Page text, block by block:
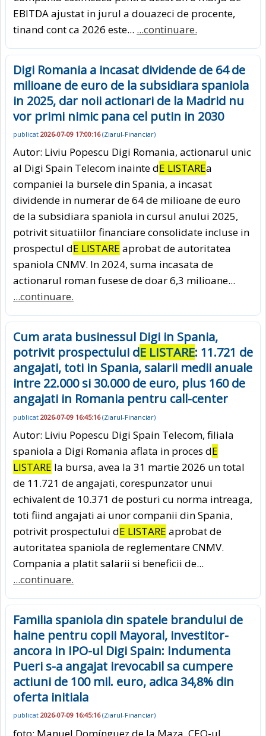
EBITDA ajustat in jurul a douazeci de procente,
tinand cont ca 2026 este... ...continuare.
Digi Romania a incasat dividende de 64 de
milioane de euro de la subsidiara spaniola
in 2025, dar noii actionari de la Madrid nu
vor primi nimic pana cel putin in 2030
publicat 2026-07-09 17:00:16(Ziarul-Financiar)
Autor: Liviu Popescu Digi Romania, actionarul unic
al Digi Spain Telecom inainte dE LISTAREa
companiei la bursele din Spania, a incasat
dividende in numerar de 64 de milioane de euro
de la subsidiara spaniola in cursul anului 2025,
potrivit situatiilor financiare consolidate incluse in
prospectul dE LISTARE aprobat de autoritatea
spaniola CNMV. In 2024, suma incasata de
actionarul roman fusese de doar 6,3 milioane...
...continuare.
Cum arata businessul Digi in Spania,
potrivit prospectului dE LISTARE: 11.721 de
angajati, toti in Spania, salarii medii anuale
intre 22.000 si 30.000 de euro, plus 160 de
angajati in Romania pentru call-center
publicat 2026-07-09 16:45:16(Ziarul-Financiar)
Autor: Liviu Popescu Digi Spain Telecom, filiala
spaniola a Digi Romania aflata in proces dE
LISTARE la bursa, avea la 31 martie 2026 un total
de 11.721 de angajati, corespunzator unui
echivalent de 10.371 de posturi cu norma intreaga,
toti fiind angajati ai unor companii din Spania,
potrivit prospectului dE LISTARE aprobat de
autoritatea spaniola de reglementare CNMV.
Compania a platit salarii si beneficii de...
...continuare.
Familia spaniola din spatele brandului de
haine pentru copii Mayoral, investitor-
ancora in IPO-ul Digi Spain: Indumenta
Pueri s-a angajat irevocabil sa cumpere
actiuni de 100 mil. euro, adica 34,8% din
oferta initiala
publicat 2026-07-09 16:45:16(Ziarul-Financiar)
foto: Manuel Domínguez de la Maza, CEO-ul